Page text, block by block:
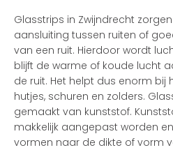
Glasstrips in Zwijndrecht
aansluiting tussen ruiten of
van een ruit. Hierdoor wordt
blijft de warme of koude lucht
de ruit. Het helpt dus enorm bij
hutjes, schuren en zolders.
gemaakt van kunststof.
makkelijk aangepast worden
vormen naar de dikte of vorm